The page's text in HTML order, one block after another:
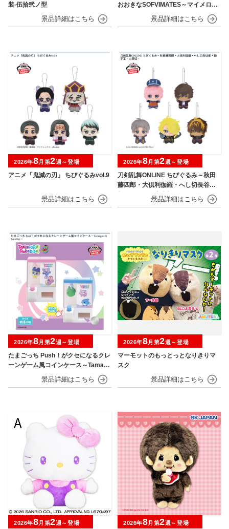
装-伍拾弐ノ型
おおきなSOFVIMATES～マイメロデ
ィ マーメイドver. ～
アニメ「鬼滅の刃」 ちびぐるみvol.9
2026年8月第2週～登場
刀剣乱舞ONLINE ちびぐるみ～秋田
藤四郎・大倶利伽羅・へし切長谷
部・獅子王・火車切～
2026年8月第2週～登場
たまごっち Push！がクセになるクレ
ーンゲーム風コインケース～Tamago
tchi Paradise～
2026年8月第2週～登場
マーモットのもっとっとなりきりマ
スク
2026年8月第2週～登場
2026年8月第2週～登場 2026年8月第2週～登場